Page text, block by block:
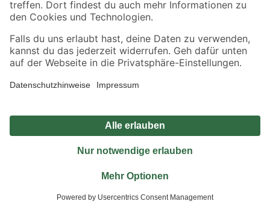
Alle Preisangaben in EUR inkl. gesetzl. MwSt.. Die dargestellten Angebote sind unter
Umständen nicht in allen Märkten verfügbar. Die angegebenen Verfügbarkeiten beziehen
Produkte nur solange der Vorrat reicht.
*Paketversand ab 59 € versandkostenfrei, gilt nicht für Artikel mit Speditionsversand, hier
Privatsphäre Impressum
Nutzungsbedingungen
Widerrufsrecht
Vertrag widerrufen
© 2026 toom Baumarkt GmbH